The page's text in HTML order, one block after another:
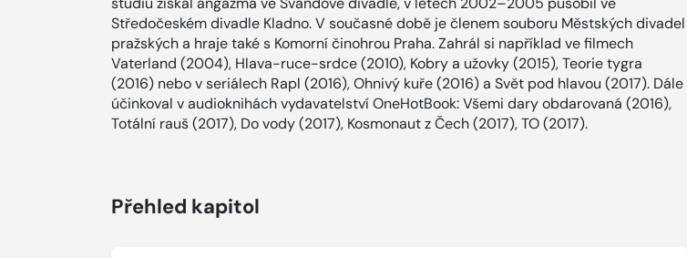
Středočeském divadle Kladno. V současné době je členem souboru Městských divadel
pražských a hraje také s Komorní činohrou Praha. Zahrál si například ve filmech
Vaterland (2004), Hlava-ruce-srdce (2010), Kobry a užovky (2015), Teorie tygra
(2016) nebo v seriálech Rapl (2016), Ohnivý kuře (2016) a Svět pod hlavou (2017). Dále
účinkoval v audioknihách vydavatelství OneHotBook: Všemi dary obdarovaná (2016),
Totální rauš (2017), Do vody (2017), Kosmonaut z Čech (2017), TO (2017).
Přehled kapitol